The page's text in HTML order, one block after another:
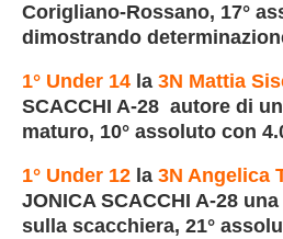
Corigliano-Rossano, 17°
dimostrando
1° Under 14 la 3N Mattia
SCACCHI A-28 autore di
maturo, 10° assoluto con
1° Under 12 la 3N Angelica
JONICA SCACCHI A-28
sulla scacchiera, 21°